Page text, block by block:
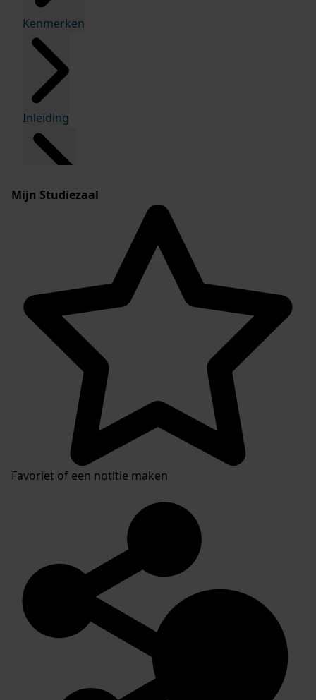
Kenmerken
Inleiding
Mijn Studiezaal
Favoriet of een notitie maken